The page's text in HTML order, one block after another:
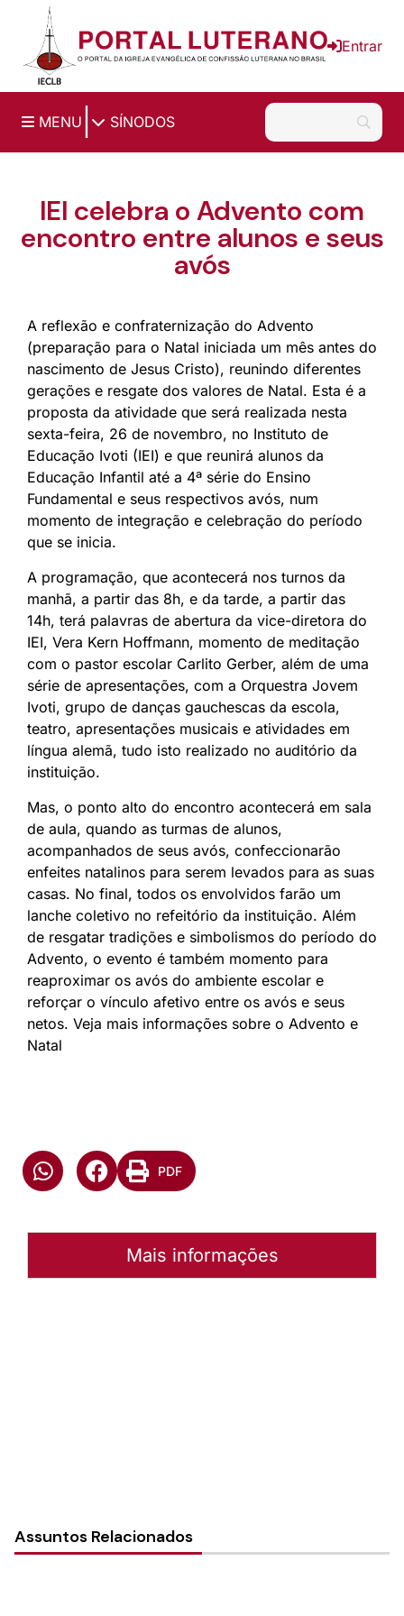
Ir para o conteúdo principal
Entrar
MENU SÍNODOS
IEI celebra o Advento com
encontro entre alunos e seus
avós
A reflexão e confraternização do Advento
(preparação para o Natal iniciada um mês antes do
nascimento de Jesus Cristo), reunindo diferentes
gerações e resgate dos valores de Natal. Esta é a
proposta da atividade que será realizada nesta
sexta-feira, 26 de novembro, no Instituto de
Educação Ivoti (IEI) e que reunirá alunos da
Educação Infantil até a 4ª série do Ensino
Fundamental e seus respectivos avós, num
momento de integração e celebração do período
que se inicia.
A programação, que acontecerá nos turnos da
manhã, a partir das 8h, e da tarde, a partir das
14h, terá palavras de abertura da vice-diretora do
IEI, Vera Kern Hoffmann, momento de meditação
com o pastor escolar Carlito Gerber, além de uma
série de apresentações, com a Orquestra Jovem
Ivoti, grupo de danças gauchescas da escola,
teatro, apresentações musicais e atividades em
língua alemã, tudo isto realizado no auditório da
instituição.
Mas, o ponto alto do encontro acontecerá em sala
de aula, quando as turmas de alunos,
acompanhados de seus avós, confeccionarão
enfeites natalinos para serem levados para as suas
casas. No final, todos os envolvidos farão um
lanche coletivo no refeitório da instituição. Além
de resgatar tradições e simbolismos do período do
Advento, o evento é também momento para
reaproximar os avós do ambiente escolar e
reforçar o vínculo afetivo entre os avós e seus
netos. Veja mais informações sobre o Advento e
Natal
PDF
Mais informações
Assuntos Relacionados